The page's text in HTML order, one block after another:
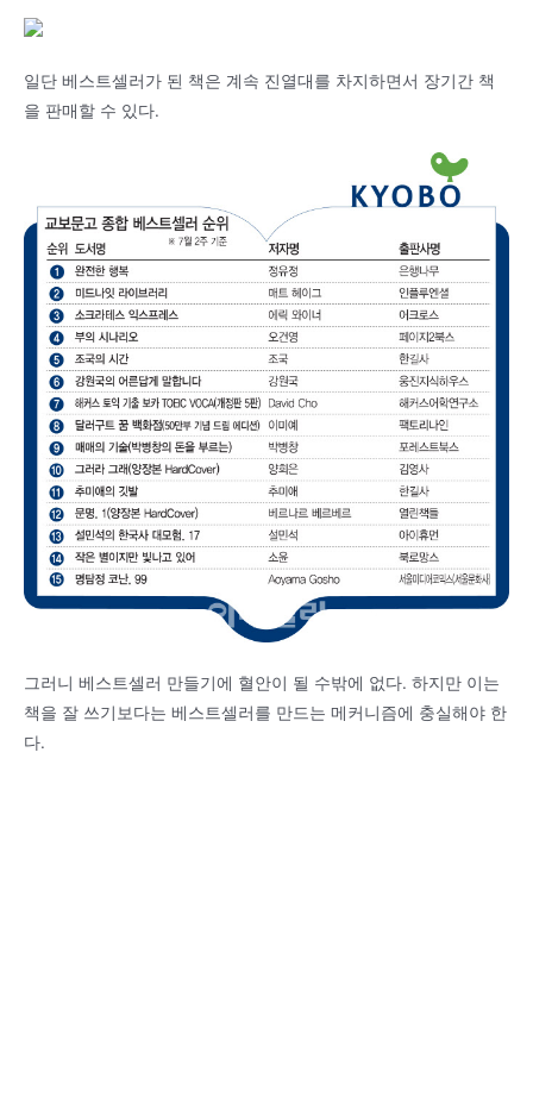
일단 베스트셀러가 된 책은 계속 진열대를 차지하면서 장기간 책
을 판매할 수 있다.
그러니 베스트셀러 만들기에 혈안이 될 수밖에 없다. 하지만 이는
책을 잘 쓰기보다는 베스트셀러를 만드는 메커니즘에 충실해야 한
다.